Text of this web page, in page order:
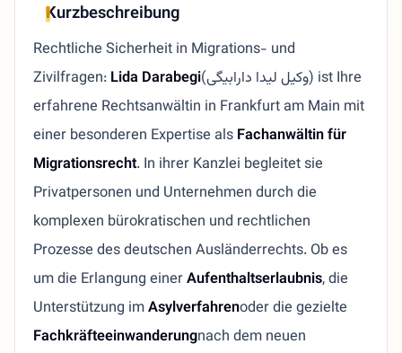
Kurzbeschreibung
Rechtliche Sicherheit in Migrations- und
Zivilfragen:Lida Darabegi(وکیل لیدا دارابیگی) ist Ihre
erfahrene Rechtsanwältin in Frankfurt am Main mit
einer besonderen Expertise alsFachanwältin für
Migrationsrecht. In ihrer Kanzlei begleitet sie
Privatpersonen und Unternehmen durch die
komplexen bürokratischen und rechtlichen
Prozesse des deutschen Ausländerrechts. Ob es
um die Erlangung einerAufenthaltserlaubnis, die
Unterstützung imAsylverfahrenoder die gezielte
Fachkräfteeinwanderungnach dem neuen